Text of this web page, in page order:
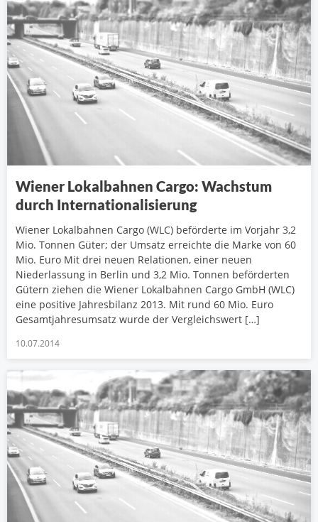
Wiener Lokalbahnen Cargo: Wachstum
durch Internationalisierung
Wiener Lokalbahnen Cargo (WLC) beförderte im Vorjahr 3,2
Mio. Tonnen Güter; der Umsatz erreichte die Marke von 60
Mio. Euro Mit drei neuen Relationen, einer neuen
Niederlassung in Berlin und 3,2 Mio. Tonnen beförderten
Gütern ziehen die Wiener Lokalbahnen Cargo GmbH (WLC)
eine positive Jahresbilanz 2013. Mit rund 60 Mio. Euro
Gesamtjahresumsatz wurde der Vergleichswert […]
10.07.2014